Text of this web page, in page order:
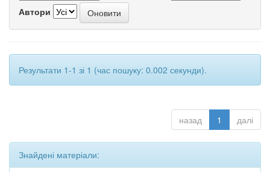
Автори
Результати 1-1 зі 1 (час пошуку: 0.002 секунди).
назад 1 далі
Знайдені матеріали: